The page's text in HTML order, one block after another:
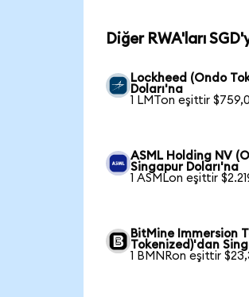
Diğer RWA'ları
Lockheed (Ondo
Doları'na
1 LMTon eşittir
ASML Holding NV
Singapur Doları'na
1 ASMLon eşittir
BitMine Immersion
Tokenized)'dan
1 BMNRon eşittir